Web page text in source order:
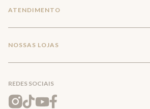
Trabalhe conosco
Mapa do Site
Meus pedidos
Wishlist
ATENDIMENTO
Entrega e Frete
NOSSAS LOJAS
REDES SOCIAIS